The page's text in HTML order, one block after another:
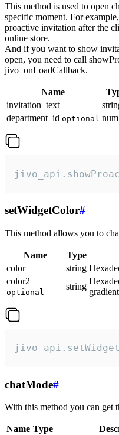
This method is used to open
specific moment. For
proactive invitation after the
online store.
And if you want to show
open, you need to call
jivo_onLoadCallback.
Name
invitation_text
department_id optional
setWidgetColor#
This method allows you to
Name Type
color
string
color2
optional
string
gradient
chatMode#
With this method you can get
Name Type